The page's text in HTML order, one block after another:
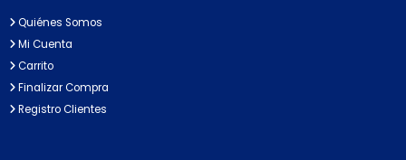
Quiénes Somos
Mi Cuenta
Carrito
Finalizar Compra
Registro Clientes